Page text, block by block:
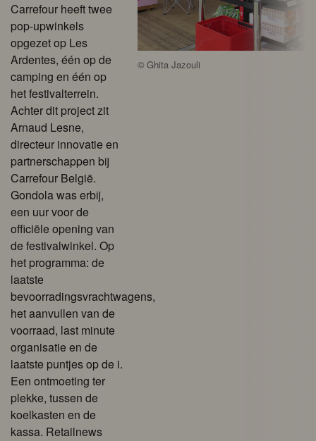
Carrefour heeft twee
pop-upwinkels
opgezet op Les
Ardentes, één op de
camping en één op
het festivalterrein.
Achter dit project zit
Arnaud Lesne,
directeur innovatie en
partnerschappen bij
Carrefour België.
Gondola was erbij,
een uur voor de
officiële opening van
de festivalwinkel. Op
het programma: de
laatste
bevoorradingsvrachtwagens,
het aanvullen van de
voorraad, last minute
organisatie en de
laatste puntjes op de i.
Een ontmoeting ter
plekke, tussen de
koelkasten en de
kassa. Retailnews
©Ghita Jazouli